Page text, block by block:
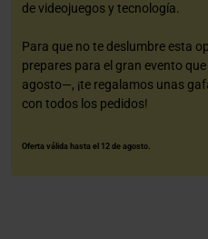
de videojuegos y tecnología.
Para que no te deslumbre esta
prepares para el gran evento
agosto—, ¡te regalamos unas
con todos los pedidos!
Oferta válida hasta el 12 de agosto.